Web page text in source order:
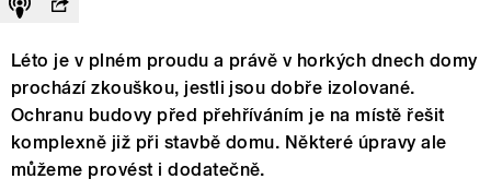
Léto je v plném proudu a právě v horkých dnech domy
prochází zkouškou, jestli jsou dobře izolované.
Ochranu budovy před přehříváním je na místě řešit
komplexně již při stavbě domu. Některé úpravy ale
můžeme provést i dodatečně.